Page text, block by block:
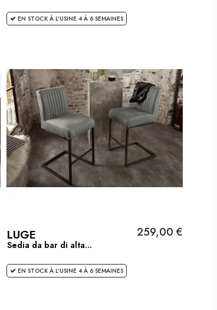
EN STOCK À L'USINE 4 À 6 SEMAINES
LUGE
Sedia da bar di alta...
259,00 €
EN STOCK À L'USINE 4 À 6 SEMAINES